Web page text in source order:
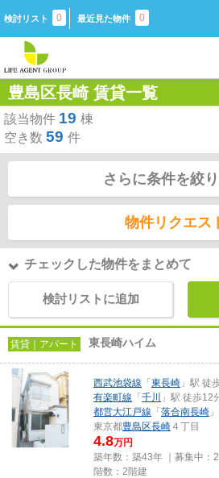
検討リスト 0 最近見た物件 0
豊島区長崎 賃貸一覧
該当物件 19 棟
空き数 59 件
さらに条件を絞
物件リクエス
チェックした物件をまとめて
検討リストに追加
賃貸｜アパート 東長崎ハイム
西武池袋線 「 東長崎 」駅 徒
有楽町線 「 千川
」駅 徒歩12
都営大江戸線 「 落合南長崎
東京都豊島区長崎 ４丁目
4.8万円
築年数：築43年 ｜募集中：
階数：2階建